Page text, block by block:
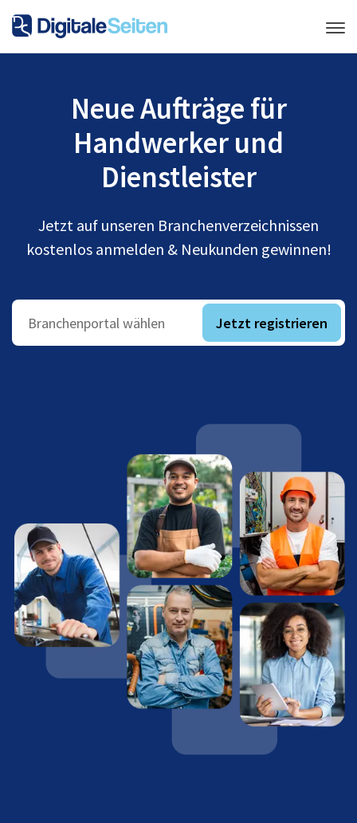
Neue Aufträge für
Handwerker und
Dienstleister
Jetzt auf unseren Branchenverzeichnissen
kostenlos anmelden & Neukunden gewinnen!
Branchenportal wählen Jetzt registrieren